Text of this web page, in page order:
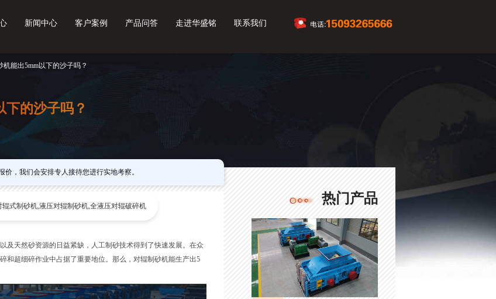
新闻中心 客户案例 产品问答 走进华盛铭 联系我们
能出5mm以下的沙子吗？
下的沙子吗？
价，我们会安排专人接待您进行实地考察。
式制砂机,液压对辊制砂机,全液压对辊破碎机
及天然砂资源的日益紧缺，人工制砂技术得到了快速发展。在众
和超细碎作业中占据了重要地位。那么，对辊制砂机能生产出5
热门产品